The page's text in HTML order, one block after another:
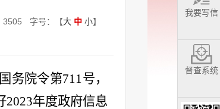
3505 字号：【大 中 小】
务院令第711 号，
2023年度政府信息
我要写信
督查系统